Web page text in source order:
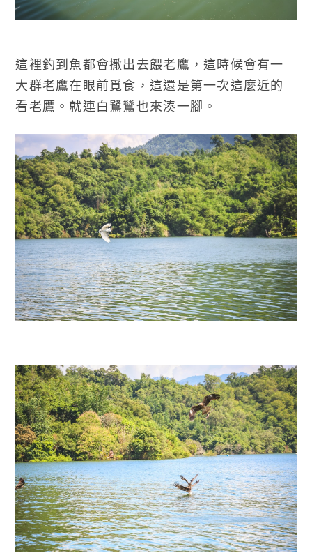
這裡釣到魚都會撒出去餵老鷹，這時候會有一
大群老鷹在眼前覓食，這還是第一次這麼近的
看老鷹。就連白鷺鷥也來湊一腳。